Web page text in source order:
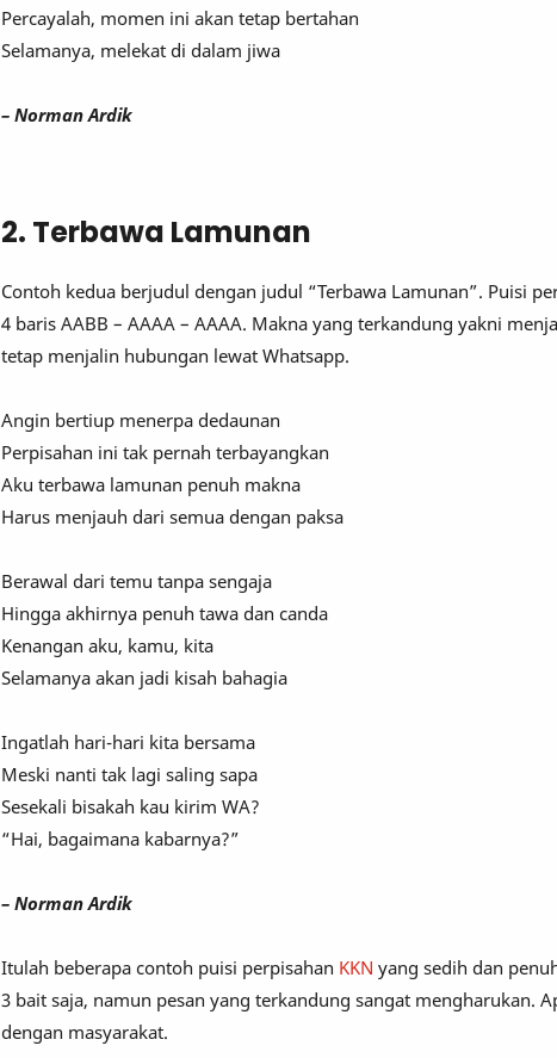
Percayalah, momen ini akan tetap bertahan
Selamanya, melekat di dalam jiwa
– Norman Ardik
2. Terbawa Lamunan
Contoh kedua berjudul dengan judul “Terbawa Lamunan”. Puisi
4 baris AABB – AAAA – AAAA. Makna yang terkandung yakni
tetap menjalin hubungan lewat Whatsapp.
Angin bertiup menerpa dedaunan
Perpisahan ini tak pernah terbayangkan
Aku terbawa lamunan penuh makna
Harus menjauh dari semua dengan paksa
Berawal dari temu tanpa sengaja
Hingga akhirnya penuh tawa dan canda
Kenangan aku, kamu, kita
Selamanya akan jadi kisah bahagia
Ingatlah hari-hari kita bersama
Meski nanti tak lagi saling sapa
Sesekali bisakah kau kirim WA?
“Hai, bagaimana kabarnya?”
– Norman Ardik
Itulah beberapa contoh puisi perpisahan KKN yang sedih dan
3 bait saja, namun pesan yang terkandung sangat mengharukan.
dengan masyarakat.